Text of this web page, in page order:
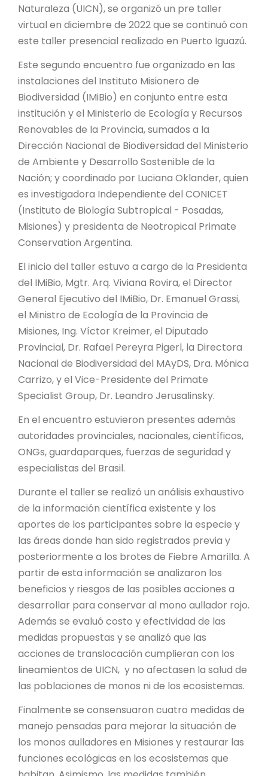
Naturaleza (UICN), se organizó un pre taller
virtual en diciembre de 2022 que se continuó con
este taller presencial realizado en Puerto Iguazú.
Este segundo encuentro fue organizado en las
instalaciones del Instituto Misionero de
Biodiversidad (IMiBio) en conjunto entre esta
institución y el Ministerio de Ecología y Recursos
Renovables de la Provincia, sumados a la
Dirección Nacional de Biodiversidad del Ministerio
de Ambiente y Desarrollo Sostenible de la
Nación; y coordinado por Luciana Oklander, quien
es investigadora Independiente del CONICET
(Instituto de Biología Subtropical - Posadas,
Misiones) y presidenta de Neotropical Primate
Conservation Argentina.
El inicio del taller estuvo a cargo de la Presidenta
del IMiBio, Mgtr. Arq. Viviana Rovira, el Director
General Ejecutivo del IMiBio, Dr. Emanuel Grassi,
el Ministro de Ecología de la Provincia de
Misiones, Ing. Víctor Kreimer, el Diputado
Provincial, Dr. Rafael Pereyra Pigerl, la Directora
Nacional de Biodiversidad del MAyDS, Dra. Mónica
Carrizo, y el Vice-Presidente del Primate
Specialist Group, Dr. Leandro Jerusalinsky.
En el encuentro estuvieron presentes además
autoridades provinciales, nacionales, científicos,
ONGs, guardaparques, fuerzas de seguridad y
especialistas del Brasil.
Durante el taller se realizó un análisis exhaustivo
de la información científica existente y los
aportes de los participantes sobre la especie y
las áreas donde han sido registrados previa y
posteriormente a los brotes de Fiebre Amarilla. A
partir de esta información se analizaron los
beneficios y riesgos de las posibles acciones a
desarrollar para conservar al mono aullador rojo.
Además se evaluó costo y efectividad de las
medidas propuestas y se analizó que las
acciones de translocación cumplieran con los
lineamientos de UICN, y no afectasen la salud de
las poblaciones de monos ni de los ecosistemas.
Finalmente se consensuaron cuatro medidas de
manejo pensadas para mejorar la situación de
los monos aulladores en Misiones y restaurar las
funciones ecológicas en los ecosistemas que